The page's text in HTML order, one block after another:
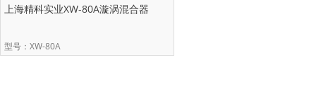
上海精科实业XW-80A漩涡混合器
型号：XW-80A